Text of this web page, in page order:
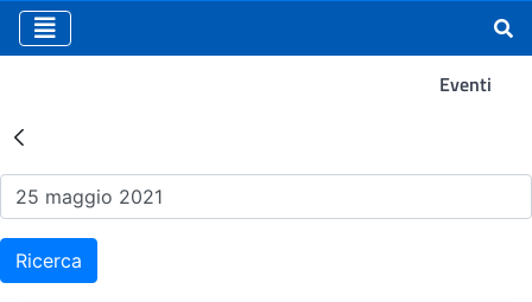
Eventi
Risultati della Ricerca -
Ricerca